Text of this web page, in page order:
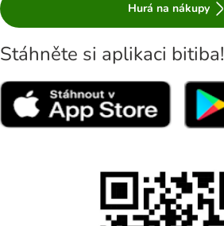
Hurá na nákupy
Stáhněte si aplikaci bitiba!